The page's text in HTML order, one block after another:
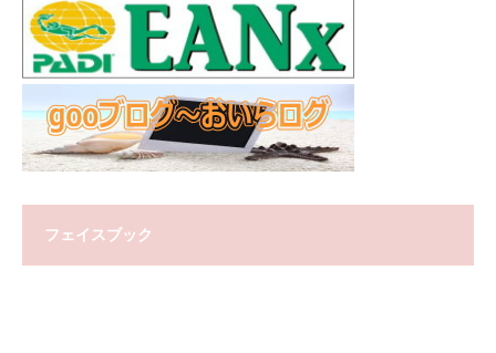
フェイスブック